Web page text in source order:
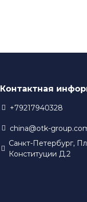
Контактная
+79217940328
china@otk-
Санкт-Петербург,
Конституции Д.2